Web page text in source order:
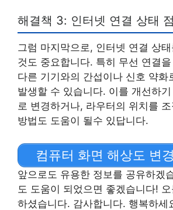
해결책 3: 인터넷 연결 상태
그럼 마지막으로, 인터넷 연결 상
것도 중요합니다. 특히 무선 연결
다른 기기와의 간섭이나 신호 약화
발생할 수 있습니다. 이를 개선하
로 변경하거나, 라우터의 위치를
방법도 도움이 될수 있답니다.
컴퓨터 화면 해상도 변
앞으로도 유용한 정보를 공유하겠
도 도움이 되었으면 좋겠습니다!
하셨습니다. 감사합니다. 행복하세